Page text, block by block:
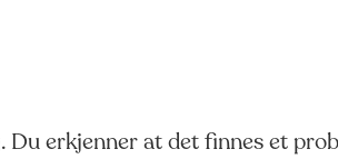
Du erkjenner at det finnes et